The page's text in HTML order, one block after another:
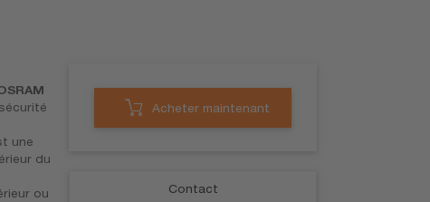
une
du
ou
Acheter maintenant
Contact